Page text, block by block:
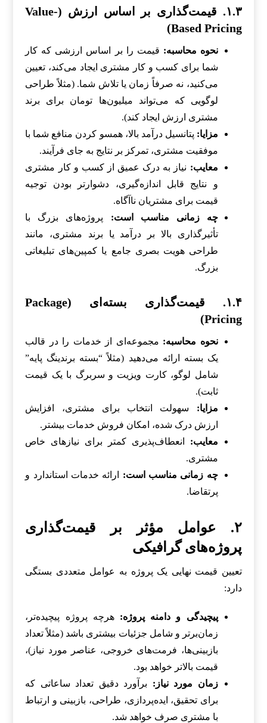
۱.۳. قیمت‌گذاری بر اساس ارزش (Value-
Based Pricing)
نحوه محاسبه: قیمت را بر اساس ارزشی که کار
شما برای کسب و کار مشتری ایجاد می‌کند، تعیین
می‌کنید، نه صرفاً زمان یا تلاش شما. (مثلاً طراحی
لوگویی که می‌تواند میلیون‌ها تومان برای برند
مشتری ارزش ایجاد کند).
مزایا: پتانسیل درآمد بالا، همسو کردن منافع شما با
موفقیت مشتری، تمرکز بر نتایج به جای فرآیند.
معایب: نیاز به درک عمیق از کسب و کار مشتری
و نتایج قابل اندازه‌گیری، دشوارتر بودن توجیه
قیمت برای مشتریان ناآگاه.
چه زمانی مناسب است: پروژه‌های بزرگ با
تأثیرگذاری بالا بر درآمد یا برند مشتری، مانند
طراحی هویت بصری جامع یا کمپین‌های تبلیغاتی
بزرگ.
۱.۴. قیمت‌گذاری بسته‌ای (Package
Pricing)
نحوه محاسبه: مجموعه‌ای از خدمات را در قالب
یک بسته ارائه می‌دهید (مثلاً “بسته برندینگ پایه”
شامل لوگو، کارت ویزیت و سربرگ با یک قیمت
ثابت).
مزایا: سهولت انتخاب برای مشتری، افزایش
ارزش درک شده، امکان فروش خدمات بیشتر.
معایب: انعطاف‌پذیری کمتر برای نیازهای خاص
مشتری.
چه زمانی مناسب است: ارائه خدمات استاندارد و
پرتقاضا.
۲. عوامل مؤثر بر قیمت‌گذاری
پروژه‌های گرافیکی
تعیین قیمت نهایی یک پروژه به عوامل متعددی بستگی
دارد:
پیچیدگی و دامنه پروژه: هرچه پروژه پیچیده‌تر،
زمان‌برتر و شامل جزئیات بیشتری باشد (مثلاً تعداد
بازبینی‌ها، فرمت‌های خروجی، عناصر مورد نیاز)،
قیمت بالاتر خواهد بود.
زمان مورد نیاز: برآورد دقیق تعداد ساعاتی که
برای تحقیق، ایده‌پردازی، طراحی، بازبینی و ارتباط
با مشتری صرف خواهد شد.